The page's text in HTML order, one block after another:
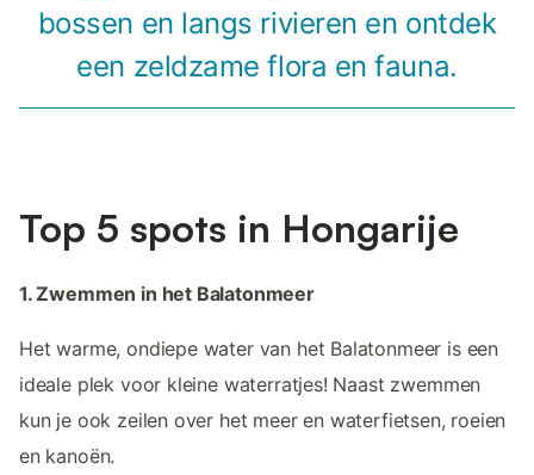
bossen en langs rivieren en ontdek
een zeldzame flora en fauna.
Top 5 spots in Hongarije
1. Zwemmen in het Balatonmeer
Het warme, ondiepe water van het Balatonmeer is een
ideale plek voor kleine waterratjes! Naast zwemmen
kun je ook zeilen over het meer en waterfietsen, roeien
en kanoën.